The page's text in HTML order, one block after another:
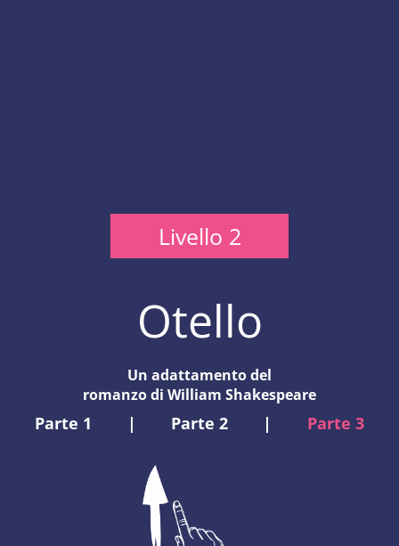
Livello 2
Otello
Un adattamento del
romanzo di William Shakespeare
Parte 1 | Parte 2 | Parte 3